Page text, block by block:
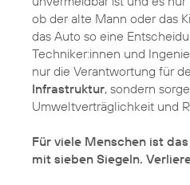
ob der alte Mann oder das
das Auto so eine
Techniker:innen und
nur die Verantwortung für
Infrastruktur, sondern
Umweltverträglichkeit und
Für viele Menschen ist
mit sieben Siegeln.